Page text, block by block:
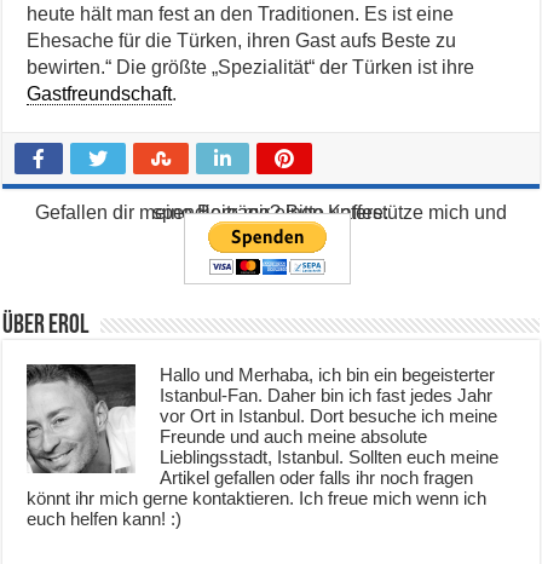
heute hält man fest an den Traditionen. Es ist eine
Ehesache für die Türken, ihren Gast aufs Beste zu
bewirten.“ Die größte „Spezialität“ der Türken ist ihre
Gastfreundschaft.
Gefallen dir meine Beiträge? Bitte unterstütze mich und spendiere mir einen Kaffee:
Über Erol
Hallo und Merhaba, ich bin ein begeisterter
Istanbul-Fan. Daher bin ich fast jedes Jahr
vor Ort in Istanbul. Dort besuche ich meine
Freunde und auch meine absolute
Lieblingsstadt, Istanbul. Sollten euch meine
Artikel gefallen oder falls ihr noch fragen
könnt ihr mich gerne kontaktieren. Ich freue mich wenn ich
euch helfen kann! :)